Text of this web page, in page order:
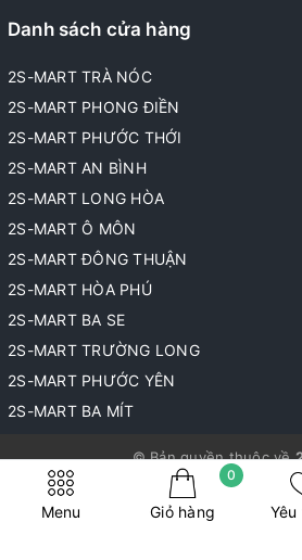
Menu Giỏ hàng
0
Danh sách cửa hàng
2S-MART TRÀ NÓC
2S-MART PHONG ĐIỀN
2S-MART PHƯỚC THỚI
2S-MART AN BÌNH
2S-MART LONG HÒA
2S-MART Ô MÔN
2S-MART ĐÔNG THUẬN
2S-MART HÒA PHÚ
2S-MART BA SE
2S-MART TRƯỜNG LONG
2S-MART PHƯỚC YÊN
2S-MART BA MÍT
© Bản quyền thuộc về
Cung cấp bởi